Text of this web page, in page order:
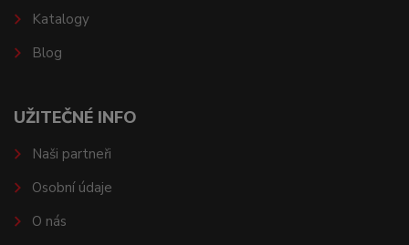
Katalogy
Blog
UŽITEČNÉ INFO
Naši partneři
Osobní údaje
O nás